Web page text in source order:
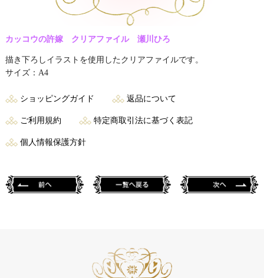
カッコウの許嫁 クリアファイル 瀬川ひろ
描き下ろしイラストを使用したクリアファイルです。
サイズ：A4
ショッピングガイド 返品について
ご利用規約 特定商取引法に基づく表記
個人情報保護方針